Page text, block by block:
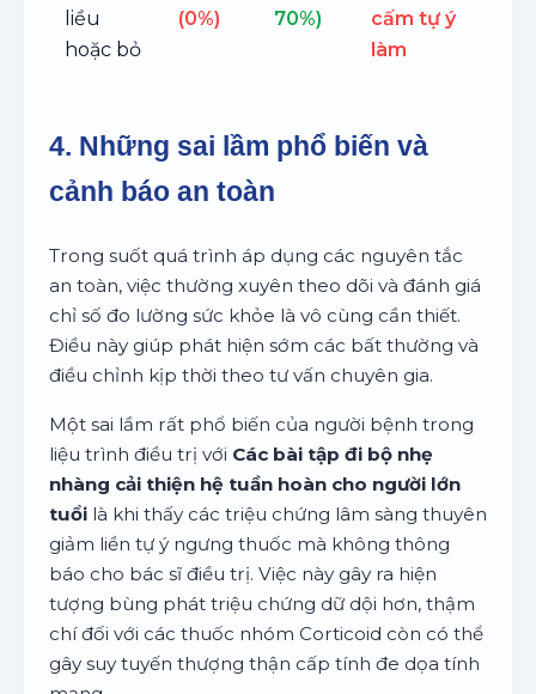
liều
hoặc bỏ
(0%)
70%)
cấm tự ý
làm
4. Những sai lầm phổ biến và
cảnh báo an toàn
Trong suốt quá trình áp dụng các nguyên tắc
an toàn, việc thường xuyên theo dõi và đánh giá
chỉ số đo lường sức khỏe là vô cùng cần thiết.
Điều này giúp phát hiện sớm các bất thường và
điều chỉnh kịp thời theo tư vấn chuyên gia.
Một sai lầm rất phổ biến của người bệnh trong
liệu trình điều trị với Các bài tập đi bộ nhẹ
nhàng cải thiện hệ tuần hoàn cho người lớn
tuổi là khi thấy các triệu chứng lâm sàng thuyên
giảm liền tự ý ngưng thuốc mà không thông
báo cho bác sĩ điều trị. Việc này gây ra hiện
tượng bùng phát triệu chứng dữ dội hơn, thậm
chí đối với các thuốc nhóm Corticoid còn có thể
gây suy tuyến thượng thận cấp tính đe dọa tính